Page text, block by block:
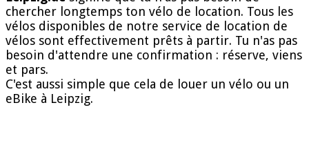
chercher longtemps ton vélo de location. Tous les
vélos disponibles de notre service de location de
vélos sont effectivement prêts à partir. Tu n'as pas
besoin d'attendre une confirmation : réserve, viens
et pars.
C'est aussi simple que cela de louer un vélo ou un
eBike à Leipzig.